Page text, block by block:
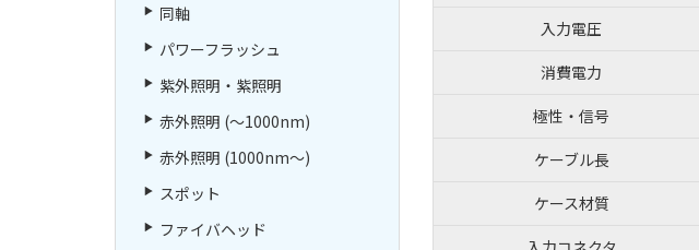
入力電圧
消費電力
極性・信号
ケーブル長
ケース材質
同軸
パワーフラッシュ
紫外照明・紫照明
赤外照明 (～1000nm)
赤外照明 (1000nm～)
スポット
ファイバヘッド